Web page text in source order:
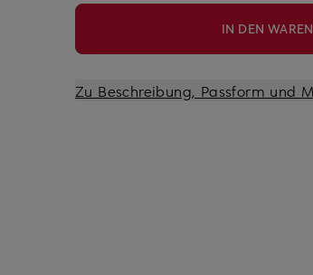
IN DEN
Zu Beschreibung, Passform und